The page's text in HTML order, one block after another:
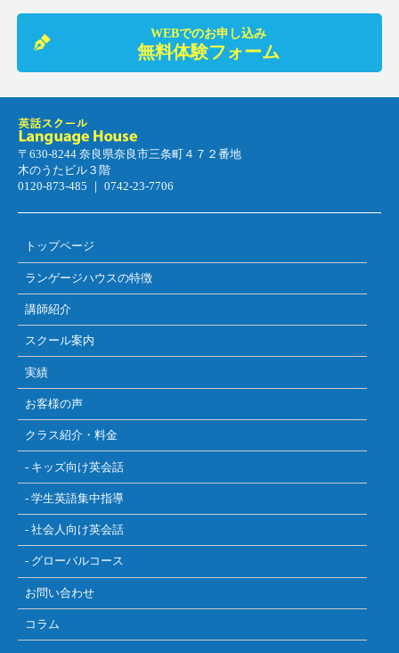
WEBでのお申し込み
無料体験フォーム
〒630-8244 奈良県奈良市三条町４７２番地
木のうたビル３階
0120-873-485 ｜ 0742-23-7706
トップページ
ランゲージハウスの特徴
講師紹介
スクール案内
実績
お客様の声
クラス紹介・料金
- キッズ向け英会話
- 学生英語集中指導
- 社会人向け英会話
- グローバルコース
お問い合わせ
コラム